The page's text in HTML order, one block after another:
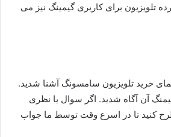
رده تلویزیون برای کاربری گیمینگ نیز می
خرید تلویزیون سامسونگ آشنا شدید.
آن آگاه شدید. اگر سوال یا نظری
کنید تا در اسرع وقت توسط ما جواب